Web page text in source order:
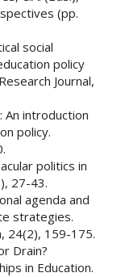
(pp.
social
policy
Journal,
An introduction
policy.
politics in
27-43.
agenda and
strategies.
24(2), 159-175.
Drain?
in Education.